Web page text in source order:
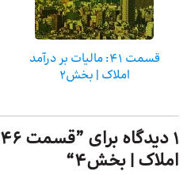
قسمت 41: مالیات بر درآمد
املاک | بخش۲
1 دیدگاه برای ”
املاک | بخش4 “